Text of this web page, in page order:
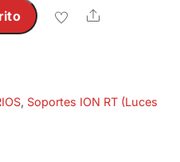
Share
, Soportes ION RT (Luces